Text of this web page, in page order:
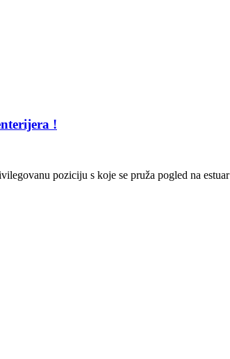
!
poziciju s koje se pruža pogled na estuar